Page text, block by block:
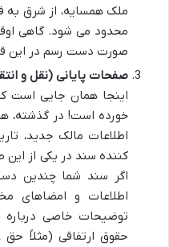
ملک همسایه، از شرق به
محدود می شود. گاهی
صورت دست رسم در این
صفحات پایانی (نقل و
اینجا همان جایی است
خورده است! در گذشته،
اطلاعات مالک جدید،
کننده سند در یکی از
اگر سند شما چندین
اطلاعات و امضاهای
توضیحات خاصی
حقوق ارتفاقی (مثلاً